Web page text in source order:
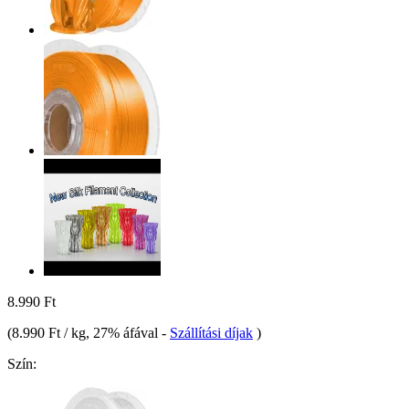
8.990 Ft
(8.990 Ft / kg, 27% áfával - Szállítási díjak )
Szín: